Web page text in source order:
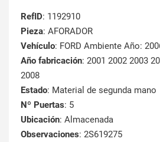
RefID: 1192910
Pieza: AFORADOR
Vehículo: FORD Ambiente Año:
Año fabricación: 2001 2002 2003
2008
Estado: Material de segunda mano
Nº Puertas: 5
Ubicación: Almacenada
Observaciones: 2S619275